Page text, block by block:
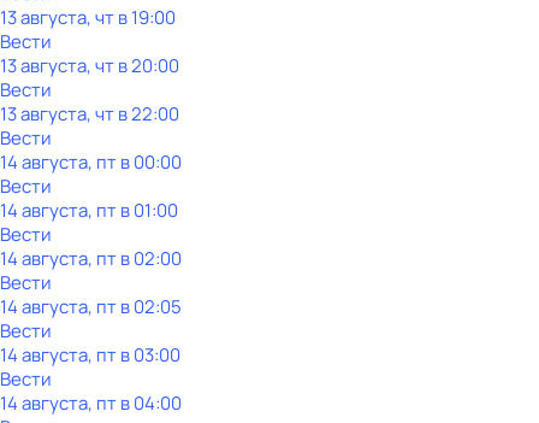
13 августа, чт в 19:00
Вести
13 августа, чт в 20:00
Вести
13 августа, чт в 22:00
Вести
14 августа, пт в 00:00
Вести
14 августа, пт в 01:00
Вести
14 августа, пт в 02:00
Вести
14 августа, пт в 02:05
Вести
14 августа, пт в 03:00
Вести
14 августа, пт в 04:00